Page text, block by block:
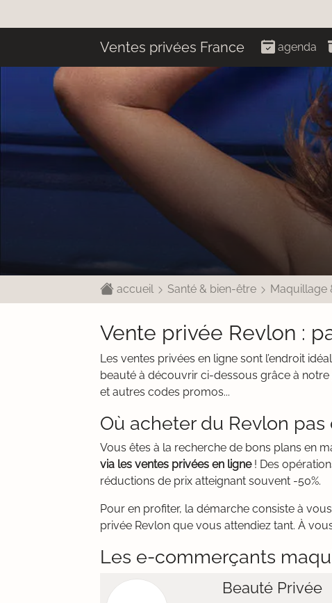
Ventes privées France agenda
accueil Santé & bien-être Maquillage
Vente privée Revlon :
Les ventes privées en ligne sont l’endroit
beauté à découvrir ci-dessous grâce à
et autres codes promos...
Où acheter du Revlon pas
Vous êtes à la recherche de bons plans en
via les ventes privées en ligne! Des
réductions de prix atteignant souvent -50%.
Pour en profiter, la démarche consiste à
privée Revlon que vous attendiez tant. À
Les e-commerçants
Beauté Privée